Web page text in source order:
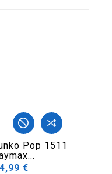
Pop 1511
€